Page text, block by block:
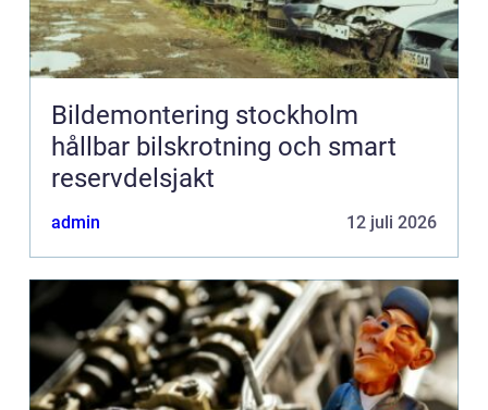
Bildemontering stockholm
hållbar bilskrotning och smart
reservdelsjakt
admin 12 juli 2026